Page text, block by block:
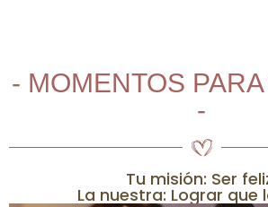
- MOMENTOS
-
Tu misión: Ser
La nuestra: Lograr que